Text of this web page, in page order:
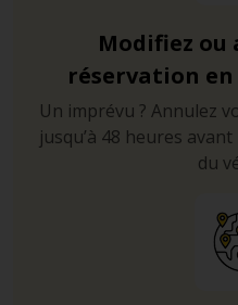
Modifiez ou
réservation
Un imprévu ? Annulez
jusqu’à 48 heures
du